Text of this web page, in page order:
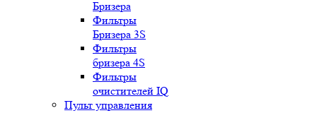
Бризера
Фильтры
Бризера 3S
Фильтры
бризера 4S
Фильтры
очистителей IQ
Пульт управления